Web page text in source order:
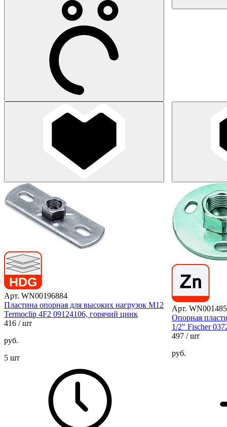
Арт. WN00196884
Пластина опорная для высоких нагрузок M12
Termoclip 4F2 09124106, горячий цинк
416 / шт
руб.
5 шт
Арт.
Опорная
1/2" Fischer
497 / шт
руб.